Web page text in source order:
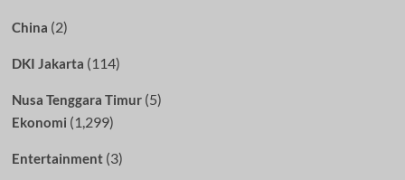
China (2)
DKI Jakarta (114)
Nusa Tenggara Timur(5)
Ekonomi (1,299)
Entertainment(3)